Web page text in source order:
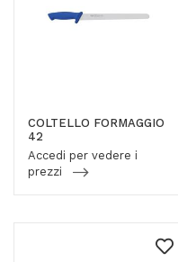
COLTELLO FORMAGGIO
42
Accedi per vedere i
prezzi